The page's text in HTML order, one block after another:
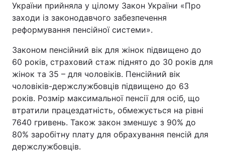
України прийняла у цілому Закон України «Про
заходи із законодавчого забезпечення
реформування пенсійної системи».
Законом пенсійний вік для жінок підвищено до
60 років, страховий стаж піднято до 30 років для
жінок та 35 – для чоловіків. Пенсійний вік
чоловіків-держслужбовців підвищено до 63
років. Розмір максимальної пенсії для осіб, що
втратили працездатність, обмежується на рівні
7640 гривень. Також закон зменшує з 90% до
80% заробітну плату для обрахування пенсій для
держслужбовців.